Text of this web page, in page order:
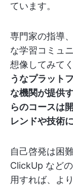
ています。
専門家の指導
な学習コミュ
想像してみて
うなプラット
な機関が提供
らのコースは
レンドや技術
自己啓発は困
ClickUp など
用すれば、よ